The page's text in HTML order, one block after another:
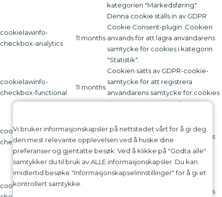
Vi bruker informasjonskapsler på nettstedet vårt for å gi deg
den mest relevante opplevelsen ved å huske dine
preferanser og gjentatte besøk. Ved å klikke på "Godta alle"
samtykker du til bruk av ALLE informasjonskapsler. Du kan
imidlertid besøke "Informasjonskapselinnstillinger" for å gi et
kontrollert samtykke.
kategorien "Markedsføring".
cookielawinfo-
checkbox-analytics
11 months
Denna cookie ställs in av GDPR
Cookie Consent-plugin. Cookien
används för att lagra användarens
samtycke för cookies i kategorin
"Statistik".
cookielawinfo-
checkbox-functional
11 months
Cookien sätts av GDPR-cookie-
samtycke för att registrera
användarens samtycke för cookies
i kategorin "Funktionell".
cookielawinfo-
checkbox-necessary
11 months
Cookie Consent-plugin. Cookies
används för att lagra användarens
samtycke för cookies i kategorin
"Nödvändigt".
cookielawinfo-
Denna cookie ställs in av GDPR
används för att lagra användarens